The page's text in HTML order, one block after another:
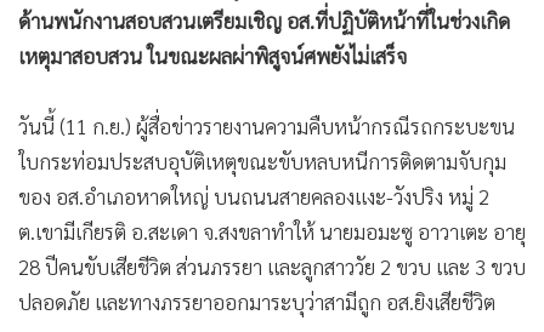
• วิทยาศาสตร์
• SMEs
• อินโดจีน
• กองทุนรวม
• Celeb Online
• Factcheck
• ญี่ปุ่น
• News1
ด้านพนักงานสอบสวนเตรียมเชิญ อส.ที่ปฏิบัติหน้าที่ในช่วงเกิด
เหตุมาสอบสวน ในขณะผลผ่าพิสูจน์ศพยังไม่เสร็จ
วันนี้ (11 ก.ย.) ผู้สื่อข่าวรายงานความคืบหน้ากรณีรถกระบะขน
ใบกระท่อมประสบอุบัติเหตุขณะขับหลบหนีการติดตามจับกุม
ของ อส.อำเภอหาดใหญ่ บนถนนสายคลองแงะ-วังปริง หมู่ 2
ต.เขามีเกียรติ อ.สะเดา จ.สงขลาทำให้ นายมอมะซู อาวาเตะ อายุ
28 ปีคนขับเสียชีวิต ส่วนภรรยา และลูกสาววัย 2 ขวบ และ 3 ขวบ
ปลอดภัย และทางภรรยาออกมาระบุว่าสามีถูก อส.ยิงเสียชีวิต